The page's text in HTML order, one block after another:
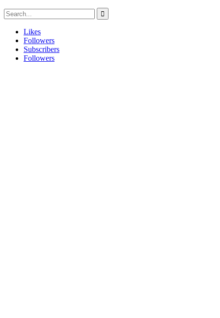
Likes
Followers
Subscribers
Followers